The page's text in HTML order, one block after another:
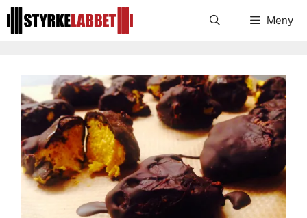
Hoppa
till
Meny